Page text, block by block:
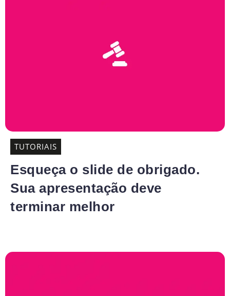
TUTORIAIS
Esqueça o slide de obrigado.
Sua apresentação deve
terminar melhor